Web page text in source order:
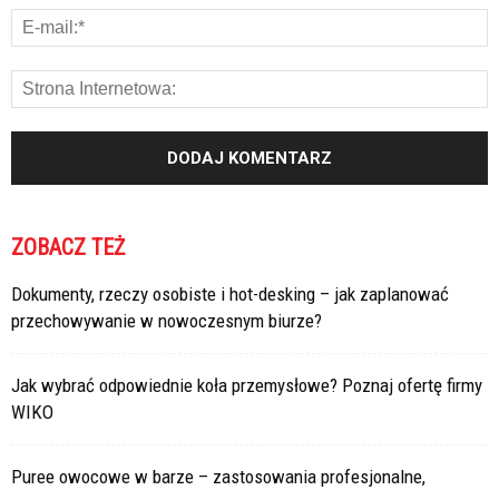
ZOBACZ TEŻ
Dokumenty, rzeczy osobiste i hot-desking – jak zaplanować
przechowywanie w nowoczesnym biurze?
Jak wybrać odpowiednie koła przemysłowe? Poznaj ofertę firmy
WIKO
Puree owocowe w barze – zastosowania profesjonalne,